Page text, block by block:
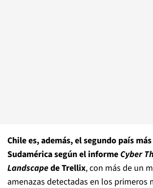
Chile es, además, el segundo país
Sudamérica según el informe Cyber
Landscapede Trellix, con más de un
amenazas detectadas en los primeros